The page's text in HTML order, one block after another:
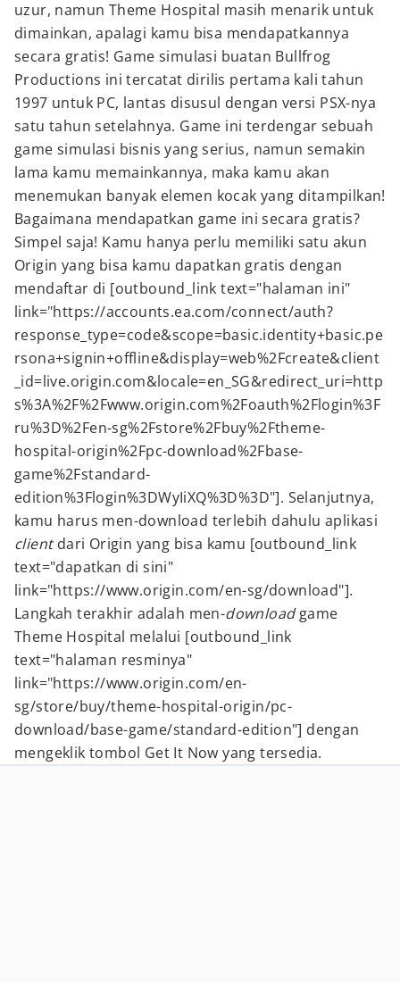
uzur, namun Theme Hospital masih menarik untuk
dimainkan, apalagi kamu bisa mendapatkannya
secara gratis! Game simulasi buatan Bullfrog
Productions ini tercatat dirilis pertama kali tahun
1997 untuk PC, lantas disusul dengan versi PSX-nya
satu tahun setelahnya. Game ini terdengar sebuah
game simulasi bisnis yang serius, namun semakin
lama kamu memainkannya, maka kamu akan
menemukan banyak elemen kocak yang ditampilkan!
Bagaimana mendapatkan game ini secara gratis?
Simpel saja! Kamu hanya perlu memiliki satu akun
Origin yang bisa kamu dapatkan gratis dengan
mendaftar di [outbound_link text="halaman ini"
link="https://accounts.ea.com/connect/auth?
response_type=code&scope=basic.identity+basic.pe
rsona+signin+offline&display=web%2Fcreate&client
_id=live.origin.com&locale=en_SG&redirect_uri=http
s%3A%2F%2Fwww.origin.com%2Foauth%2Flogin%3F
ru%3D%2Fen-sg%2Fstore%2Fbuy%2Ftheme-
hospital-origin%2Fpc-download%2Fbase-
game%2Fstandard-
edition%3Flogin%3DWyIiXQ%3D%3D"]. Selanjutnya,
kamu harus men-download terlebih dahulu aplikasi
clientdari Origin yang bisa kamu [outbound_link
text="dapatkan di sini"
link="https://www.origin.com/en-sg/download"].
Langkah terakhir adalah men-downloadgame
Theme Hospital melalui [outbound_link
text="halaman resminya"
link="https://www.origin.com/en-
sg/store/buy/theme-hospital-origin/pc-
download/base-game/standard-edition"] dengan
mengeklik tombol Get It Now yang tersedia.